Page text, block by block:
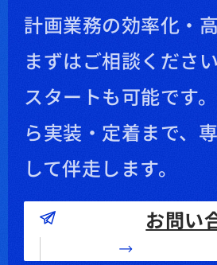
計画業務の効率化・
まずはご相談ください
スタートも可能です
ら実装・定着まで、
して伴走します。
お問い